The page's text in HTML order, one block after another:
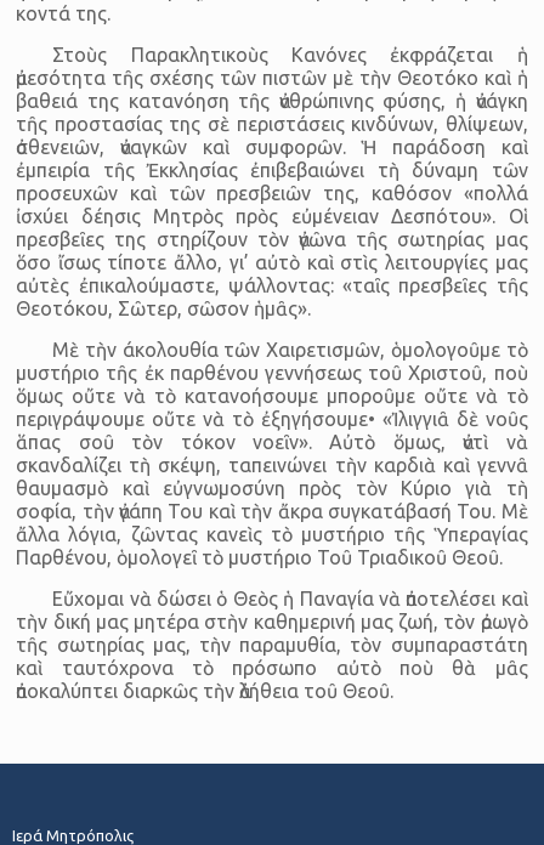
κοντά της.
Στοὺς Παρακλητικοὺς Κανόνες ἐκφράζεται ἡ
ἀμεσότητα τῆς σχέσης τῶν πιστῶν μὲ τὴν Θεοτόκο καὶ ἡ
βαθειά της κατανόηση τῆς ἀνθρώπινης φύσης, ἡ ἀνάγκη
τῆς προστασίας της σὲ περιστάσεις κινδύνων, θλίψεων,
ἀσθενειῶν, ἀναγκῶν καὶ συμφορῶν. Ἡ παράδοση καὶ
ἐμπειρία τῆς Ἐκκλησίας ἐπιβεβαιώνει τὴ δύναμη τῶν
προσευχῶν καὶ τῶν πρεσβειῶν της, καθόσον «πολλά
ἰσχύει δέησις Μητρὸς πρὸς εὐμένειαν Δεσπότου». Οἱ
πρεσβεῖες της στηρίζουν τὸν ἀγῶνα τῆς σωτηρίας μας
ὅσο ἴσως τίποτε ἄλλο, γι’ αὐτὸ καὶ στὶς λειτουργίες μας
αὐτὲς ἐπικαλούμαστε, ψάλλοντας: «ταῖς πρεσβεῖες τῆς
Θεοτόκου, Σῶτερ, σῶσον ἡμᾶς».
Μὲ τὴν άκολουθία τῶν Χαιρετισμῶν, ὁμολογοῦμε τὸ
μυστήριο τῆς ἐκ παρθένου γεννήσεως τοῦ Χριστοῦ, ποὺ
ὅμως οὔτε νὰ τὸ κατανοήσουμε μποροῦμε οὔτε νὰ τὸ
περιγράψουμε οὔτε νὰ τὸ ἐξηγήσουμε• «Ἰλιγγιᾶ δὲ νοῦς
ἅπας σοῦ τὸν τόκον νοεῖν». Αὐτὸ ὅμως, ἀντὶ νὰ
σκανδαλίζει τὴ σκέψη, ταπεινώνει τὴν καρδιὰ καὶ γεννᾶ
θαυμασμὸ καὶ εὐγνωμοσύνη πρὸς τὸν Κύριο γιὰ τὴ
σοφία, τὴν ἀγάπη Του καὶ τὴν ἄκρα συγκατάβασή Του. Μὲ
ἄλλα λόγια, ζῶντας κανεὶς τὸ μυστήριο τῆς Ὑπεραγίας
Παρθένου, ὁμολογεῖ τὸ μυστήριο Τοῦ Τριαδικοῦ Θεοῦ.
Εὔχομαι νὰ δώσει ὁ Θεὸς ἡ Παναγία νὰ ἀποτελέσει καὶ
τὴν δική μας μητέρα στὴν καθημερινή μας ζωή, τὸν ἀρωγὸ
τῆς σωτηρίας μας, τὴν παραμυθία, τὸν συμπαραστάτη
καὶ ταυτόχρονα τὸ πρόσωπο αὐτὸ ποὺ θὰ μᾶς
ἀποκαλύπτει διαρκῶς τὴν ἀλήθεια τοῦ Θεοῦ.
Ιερά Μητρόπολις